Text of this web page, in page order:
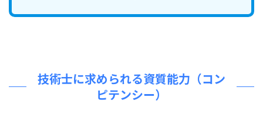
技術士に求められる資質能力（コン
ピテンシー）